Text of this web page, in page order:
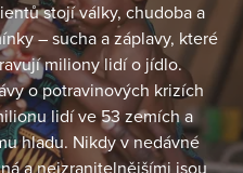
stojí války, chudoba a
– sucha a záplavy, které
miliony lidí o jídlo.
o potravinových krizích
lidí ve 53 zemích a
hladu. Nikdy v nedávné
a nejzranitelnějšími jsou